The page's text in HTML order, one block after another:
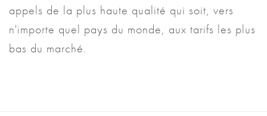
appels de la plus haute qualité qui soit, vers
n'importe quel pays du monde, aux tarifs les plus
bas du marché.